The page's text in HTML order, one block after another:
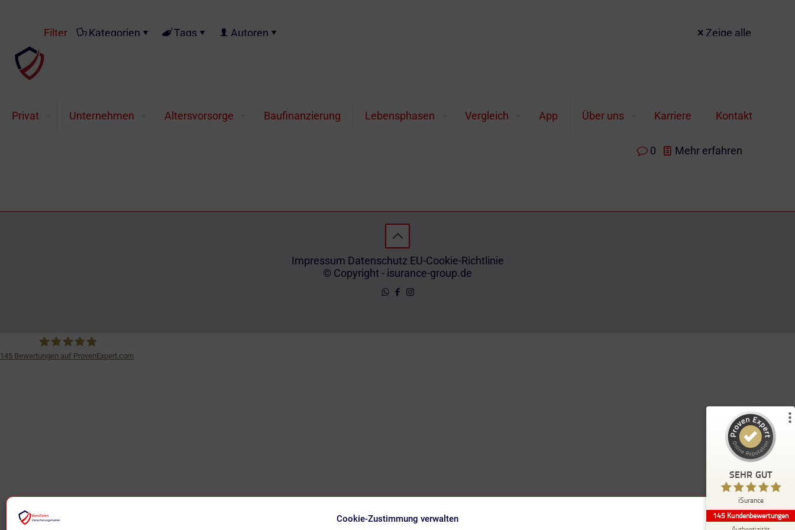
Cookie-Zustimmung verwalten
Privat Unternehmen Altersvorsorge Baufinanzierung Lebensphasen Vergleich App Über uns Karriere Kontakt
Filter Kategorien Tags Autoren Zeige alle
Edelmetalle im Höhenflug Befeuert durch die Krisen und den Krieg in der Ukraine erreicht Gold ein neues Allzeithoch mit € 1.745/Unze. Auch
Palladium bewegt sich zielstrebig auf ein historisches Hoch.
0 Mehr erfahren
Impressum Datenschutz EU-Cookie-Richtlinie
© Copyright - isurance-group.de
145 Bewertungen auf ProvenExpert.com
SEHR GUT
iSurance
145 Kundenbewertungen
100
%
Empfehlungen auf
ProvenExpert.com
31
Bewertungen auf
ProvenExpert.com
anderen Quellen
Blick aufs ProvenExpert-Profil werfen